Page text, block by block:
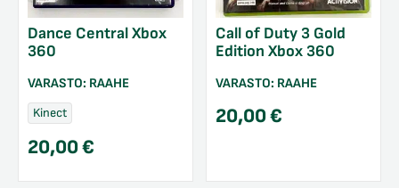
Dance Central Xbox
360
VARASTO: RAAHE
Kinect
20,00€
Call of Duty 3 Gold
Edition Xbox 360
VARASTO: RAAHE
20,00€